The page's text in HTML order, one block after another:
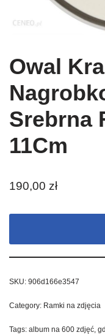
Owal
Srebrna
11Cm
190,00 zł
SKU: 906d166e3547
Category: Ramki na zdjęcia
Tags: album na 600 zdjęć,